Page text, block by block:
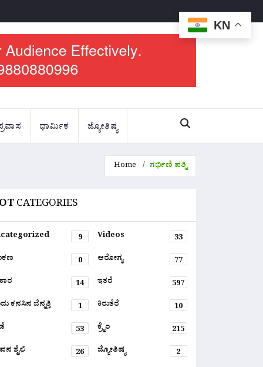
ಧಾರ್ಮಿಕ ಜ್ಯೋತಿಷ್ಯ
Home ಗರ್ಭಿಣಿ ಪತ್ನಿ
CATEGORIES
9 Videos
33
0 ಆರೋಗ್ಯ
77
14 ಇತರೆ
597
ಕನಸಿನ ಬೆನ್ನತ್ತಿ
1 ಕಿರುತೆರೆ
10
53 ಕ್ರೈಂ
215
ಶೈಲಿ
26 ಜ್ಯೋತಿಷ್ಯ
2
KN